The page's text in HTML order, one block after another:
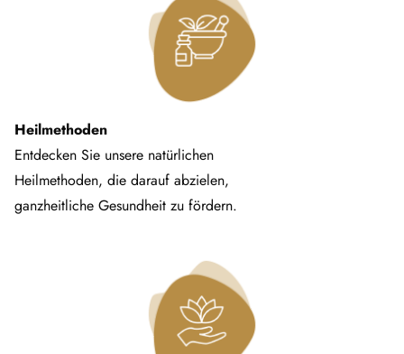
Heilmethoden
Entdecken Sie unsere natürlichen
Heilmethoden, die darauf abzielen,
ganzheitliche Gesundheit zu fördern.